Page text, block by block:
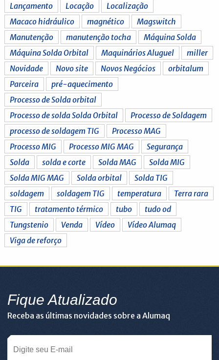
Lançamento
Locação
Localização
Macaco hidráulico
magnético
Magswitch
Manutenção
manutenção tocha
Máquina Solda
Máquina Solda Orbital
Maquinários Aluguel
miller
Novidade
Novo site Novos Negócios
orbitalum
Parceira
pré-aquecimento
Processo de Solda orbital
Processo de solda Solda Orbital
Processo de Soldagem
processo de soldagem TIG
Processo MAG
Processo MIG
Processo MIG MAG
Segurança
Solda
solda e corte Solda MAG
Solda MIG
Solda MIG MAG
Solda orbital
Solda TIG
soldagem
soldagem TIG temperatura
Terra rara
TIG
tratamento térmico tubo
tudo od
Tungstenio
Venda Vídeo
Vídeo Alumaq
Viga de reforço
Fique Atualizado
Receba as últimas novidades sobre a Alumaq